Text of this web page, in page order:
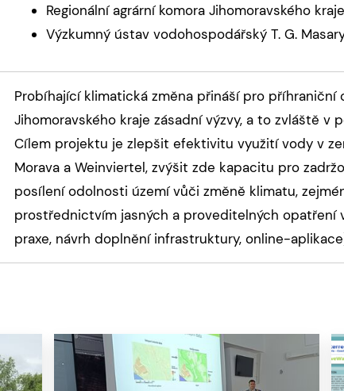
Regionální agrární komora Jihomoravského kraje
Výzkumný ústav vodohospodářský T. G.
Probíhající klimatická změna přináší pro příhraniční
Jihomoravského kraje zásadní výzvy, a to zvláště v
Cílem projektu je zlepšit efektivitu využití vody v
Morava a Weinviertel, zvýšit zde kapacitu pro
posílení odolnosti území vůči změně klimatu,
prostřednictvím jasných a proveditelných opatření
praxe, návrh doplnění infrastruktury, online-